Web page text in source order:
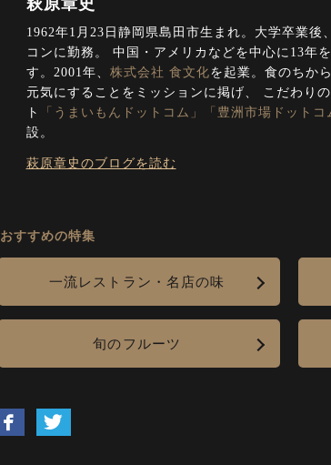
萩原章史
1962年1月23日静岡県島田市生まれ。大学卒業後
コンに勤務。 中国・アメリカなどを中心に13年
す。2001年、 株式会社 食文化を起業。 食のちか
元気にすることをミッションに掲げ、 こだわり
ト
「うまいもんドットコム」 「豊洲市場ドットコ
設。
萩原章史のブログを読む
おすすめの特集
一流レストラン・名店の味
旬のフルーツ